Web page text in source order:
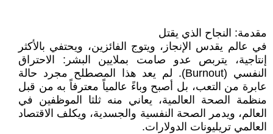
مقدمة: النجاح الذي يقتل
في عالم يقدس الإنجاز، ويتوج الفائزين، ويحتفي بالأكثر
إنتاجية، يتربص عدو صامت بملايين البشر: الاحتراق
النفسي (Burnout). لم يعد هذا المصطلح مجرد حالة
عابرة من التعب، بل أصبح وباءً عالمياً معترفاً به من قبل
منظمة الصحة العالمية، يعاني منه ثلثا الموظفين في
العالم، ويدمر الصحة النفسية والجسدية، ويكلف الاقتصاد
العالمي تريليونات الدولارات.